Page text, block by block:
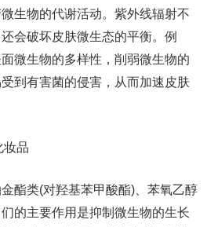
生物的代谢活动。紫外线辐射不
会破坏皮肤微生态的平衡。例
微生物的多样性，削弱微生物的
到有害菌的侵害，从而加速皮肤
妆品
酯类(对羟基苯甲酸酯)、苯氧乙醇
的主要作用是抑制微生物的生长